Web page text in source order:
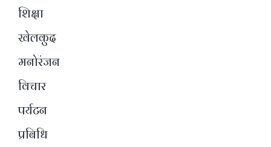
शिक्षा
खेलकुद
मनोरंजन
विचार
पर्यटन
प्रबिधि